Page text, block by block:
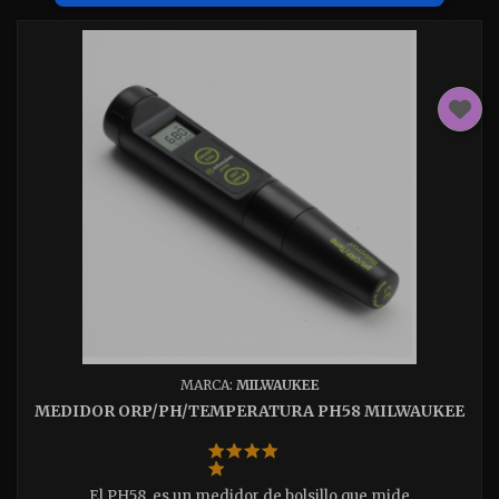
MARCA: MILWAUKEE
MEDIDOR ORP/PH/TEMPERATURA PH58 MILWAUKEE